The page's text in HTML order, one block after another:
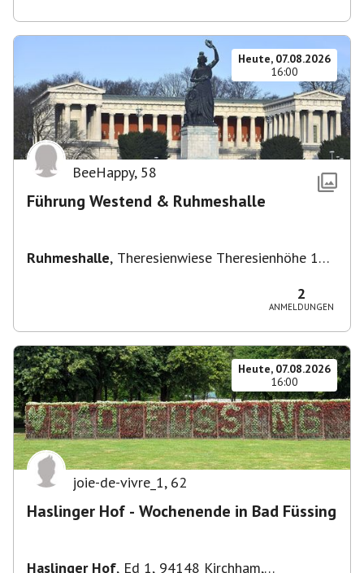
Heute, 07.08.2026
16:00
BeeHappy, 58
Führung Westend & Ruhmeshalle
Ruhmeshalle, Theresienwiese Theresienhöhe 16,
2
ANMELDUNGEN
Heute, 07.08.2026
16:00
joie-de-vivre_1, 62
Haslinger Hof - Wochenende in Bad Füssing
Haslinger Hof, Ed 1, 94148 Kirchham,